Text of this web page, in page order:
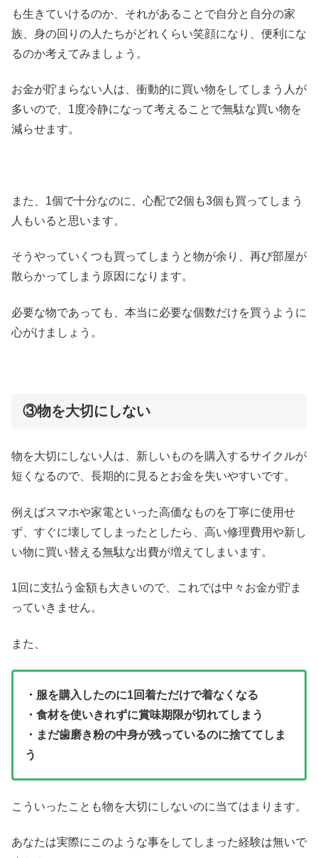
も生きていけるのか、それがあることで自分と自分の家
族、身の回りの人たちがどれくらい笑顔になり、便利にな
るのか考えてみましょう。
お金が貯まらない人は、衝動的に買い物をしてしまう人が
多いので、1度冷静になって考えることで無駄な買い物を
減らせます。
また、1個で十分なのに、心配で2個も3個も買ってしまう
人もいると思います。
そうやっていくつも買ってしまうと物が余り、再び部屋が
散らかってしまう原因になります。
必要な物であっても、本当に必要な個数だけを買うように
心がけましょう。
③物を大切にしない
物を大切にしない人は、新しいものを購入するサイクルが
短くなるので、長期的に見るとお金を失いやすいです。
例えばスマホや家電といった高価なものを丁寧に使用せ
ず、すぐに壊してしまったとしたら、高い修理費用や新し
い物に買い替える無駄な出費が増えてしまいます。
1回に支払う金額も大きいので、これでは中々お金が貯ま
っていきません。
また、
・服を購入したのに1回着ただけで着なくなる
・食材を使いきれずに賞味期限が切れてしまう
・まだ歯磨き粉の中身が残っているのに捨ててしま
う
こういったことも物を大切にしないのに当てはまります。
あなたは実際にこのような事をしてしまった経験は無いで